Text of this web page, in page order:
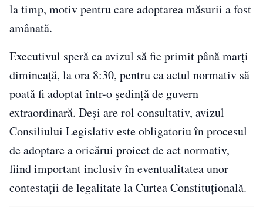
la timp, motiv pentru care adoptarea măsurii a fost
amânată.
Executivul speră ca avizul să fie primit până marți
dimineață, la ora 8:30, pentru ca actul normativ să
poată fi adoptat într-o ședință de guvern
extraordinară. Deși are rol consultativ, avizul
Consiliului Legislativ este obligatoriu în procesul
de adoptare a oricărui proiect de act normativ,
fiind important inclusiv în eventualitatea unor
contestații de legalitate la Curtea Constituțională.